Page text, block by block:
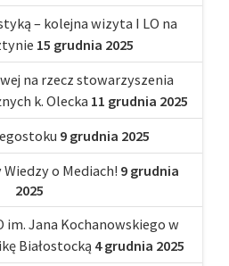
– kolejna wizyta I LO na
15 grudnia 2025
na rzecz stowarzyszenia
k. Olecka 11 grudnia 2025
9 grudnia 2025
o Mediach! 9 grudnia
2025
im. Jana Kochanowskiego w
Białostocką 4 grudnia 2025